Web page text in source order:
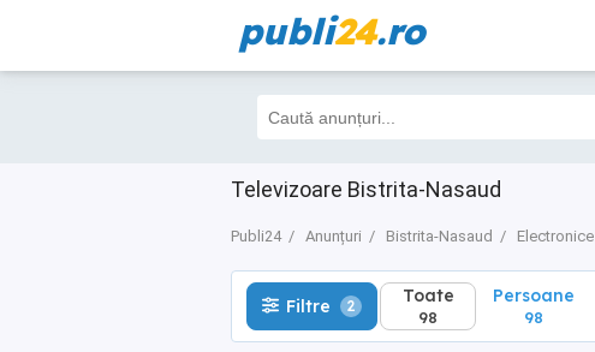
publi24.ro
Televizoare Bistrita-Nasaud
Publi24 Anunțuri Bistrita-Nasaud Electronice
Filtre 2 Toate
98
Filtre 2 Toate
98
Persoane
98